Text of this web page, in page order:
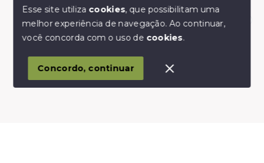
Olá! somos da Linkmob, como podemos ajudar?
© Copyright 2026 - Youinvest - Todos os direitos
SITE PARA IMOBILIARIA
Esse site utiliza cookies, que possibilitam uma
melhor experiência de navegação.Ao continuar,
você concorda com o uso de cookies.
Concordo, continuar